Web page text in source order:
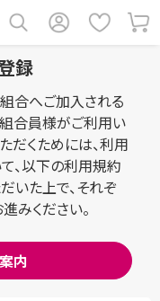
録
合へご加入される
合員様がご利用い
だくためには、利用
、以下の利用規約
いた上で、それぞ
みください。
内